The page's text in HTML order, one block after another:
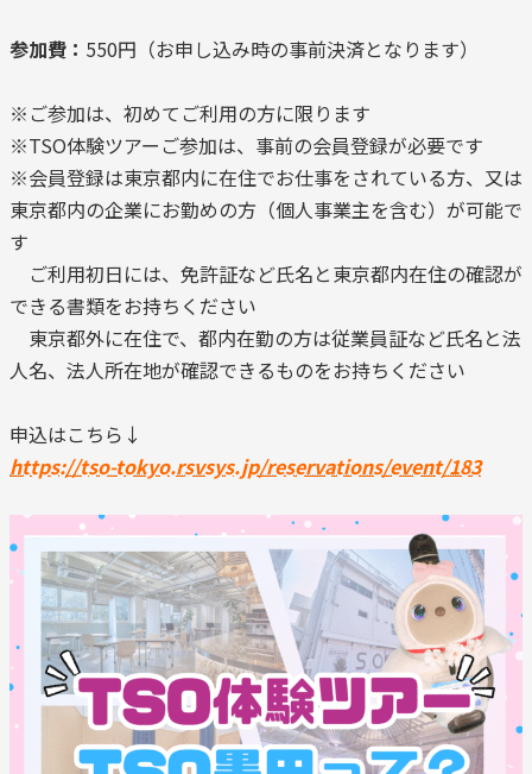
参加費： 550円（お申し込み時の事前決済となります）
※ご参加は、初めてご利用の方に限ります
※TSO体験ツアーご参加は、事前の会員登録が必要です
※会員登録は東京都内に在住でお仕事をされている方、又は
東京都内の企業にお勤めの方（個人事業主を含む）が可能で
す
ご利用初日には、免許証など氏名と東京都内在住の確認が
できる書類をお持ちください
東京都外に在住で、都内在勤の方は従業員証など氏名と法
人名、法人所在地が確認できるものをお持ちください
申込はこちら↓
https://tso-tokyo.rsvsys.jp/reservations/event/183